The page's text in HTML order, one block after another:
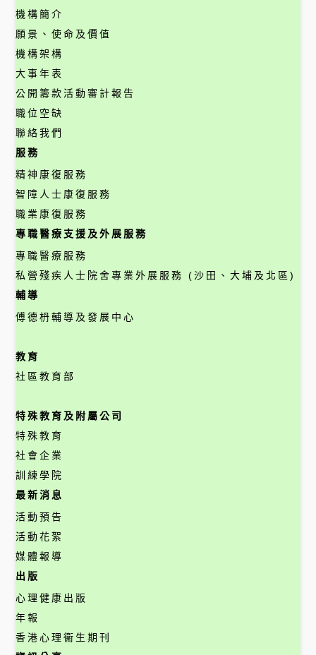
機構簡介
願景、使命及價值
機構架構
大事年表
公開籌款活動審計報告
職位空缺
聯絡我們
服務
精神康復服務
智障人士康復服務
職業康復服務
專職醫療支援及外展服務
專職醫療服務
私營殘疾人士院舍專業外展服務 (沙田、大埔及北區)
輔導
傅德枬輔導及發展中心
教育
社區教育部
特殊教育及附屬公司
特殊教育
社會企業
訓練學院
最新消息
活動預告
活動花絮
媒體報導
出版
心理健康出版
年報
香港心理衞生期刊